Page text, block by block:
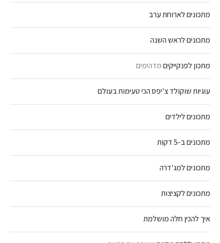
מתכונים לארוחת ערב
מתכונים לראש השנה
מתכון לפנקייקיםמדהימים
עוגיות שוקולד צ'יפס הכי טעימות בעולם
מתכונים לילדים
מתכונים ב-5 דקות
מתכונים למג'דרה
מתכונים לקציצות
איך להכין חלה מושלמת